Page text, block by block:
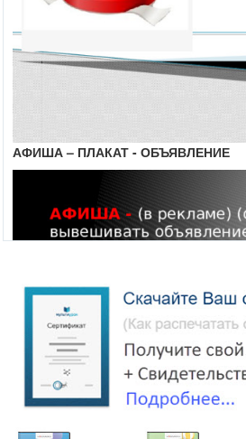
АФИША – ПЛАКАТ - ОБЪЯВЛЕНИЕ